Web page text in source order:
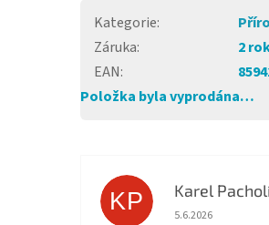
Kategorie:
Záruka:
2
EAN:
Položka byla vyprodána…
KP Karel
Hodnocení
5.6.2026